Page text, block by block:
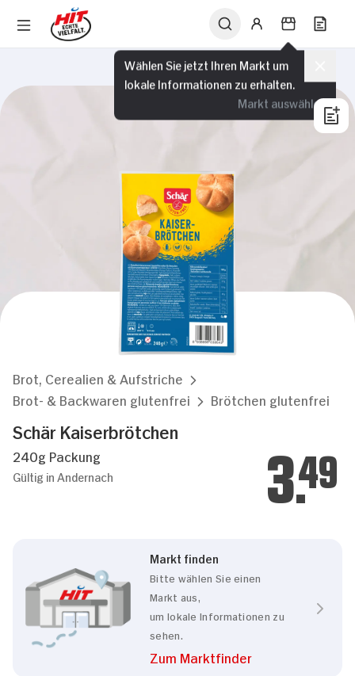
Wählen Sie jetzt Ihren Markt um
lokale Informationen zu erhalten.
Markt auswählen
Brot, Cerealien & Aufstriche
Brot- & Backwaren glutenfrei
Brötchen glutenfrei
Schär Kaiserbrötchen
240g Packung
Gültig in Andernach 3.49
Markt finden
Bitte wählen Sie einen
Markt aus,
um lokale Informationen zu
sehen.
Zum Marktfinder